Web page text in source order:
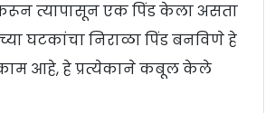
त्यापासून एक पिंड केला असता
घटकांचा निराळा पिंड बनविणे हे
आहे, हे प्रत्येकाने कबूल केले